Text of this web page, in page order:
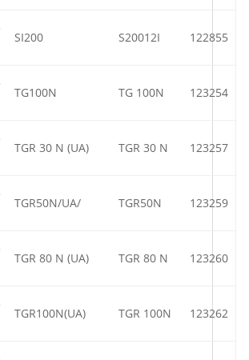
SI200 S20012I 122855
TG100N TG 100N 123254
TGR 30 N (UA) TGR 30 N 123257
TGR50N/UA/ TGR50N 123259
TGR 80 N (UA) TGR 80 N 123260
TGR100N(UA) TGR 100N 123262